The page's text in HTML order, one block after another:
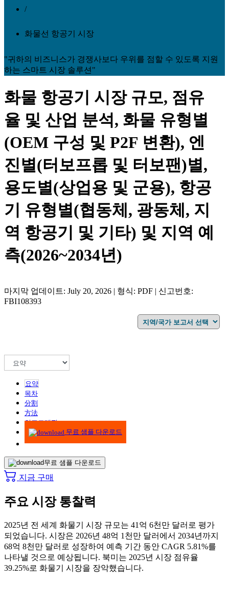
/
화물선 항공기 시장
"귀하의 비즈니스가 경쟁사보다 우위를 점할 수 있도록 지원
하는 스마트 시장 솔루션"
화물 항공기 시장 규모, 점유
율 및 산업 분석, 화물 유형별
(OEM 구성 및 P2F 변환), 엔
진별(터보프롭 및 터보팬)별,
용도별(상업용 및 군용), 항공
기 유형별(협동체, 광동체, 지
역 항공기 및 기타) 및 지역 예
측(2026~2034년)
마지막 업데이트: July 20, 2026 | 형식: PDF | 신고번호:
FBI108393
요약
목차
分割
方法
인포그래픽
무료 샘플 다운로드
무료 샘플 다운로드
지금 구매
주요 시장 통찰력
2025년 전 세계 화물기 시장 규모는 41억 6천만 달러로 평가
되었습니다. 시장은 2026년 48억 1천만 달러에서 2034년까지
68억 8천만 달러로 성장하여 예측 기간 동안 CAGR 5.81%를
나타낼 것으로 예상됩니다. 북미는 2025년 시장 점유율
39.25%로 화물기 시장을 장악했습니다.